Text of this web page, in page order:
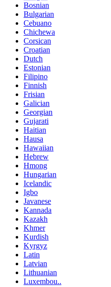
Bosnian
Bulgarian
Cebuano
Chichewa
Corsican
Croatian
Dutch
Estonian
Filipino
Finnish
Frisian
Galician
Georgian
Gujarati
Haitian
Hausa
Hawaiian
Hebrew
Hmong
Hungarian
Icelandic
Igbo
Javanese
Kannada
Kazakh
Khmer
Kurdish
Kyrgyz
Latin
Latvian
Lithuanian
Luxembou..